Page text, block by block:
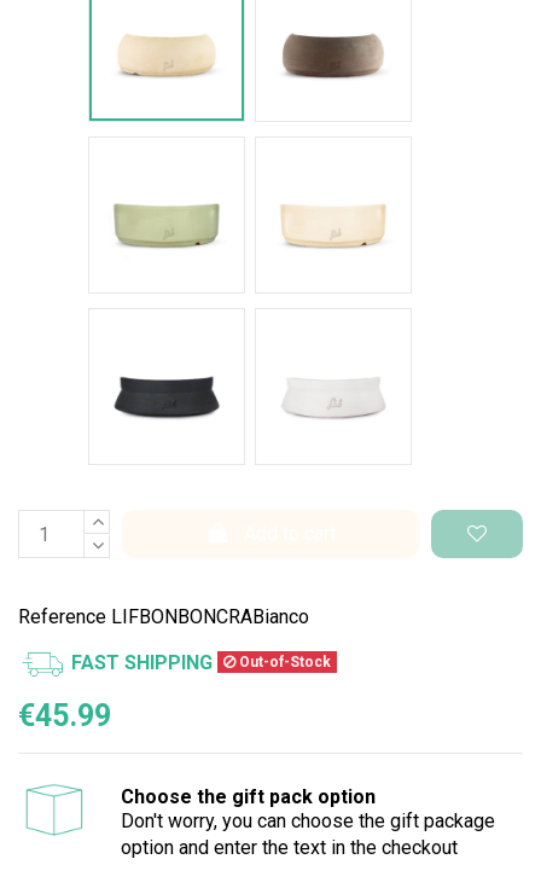
Reference LIFBONBONCRABianco
FAST SHIPPING Out-of-Stock
€45.99
Choose the gift pack option
Don't worry, you can choose the gift package
option and enter the text in the checkout